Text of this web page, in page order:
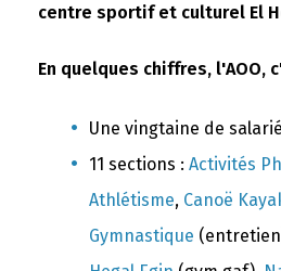
centre sportif et culturel El
En quelques chiffres, l'AOO,
Une vingtaine de
11 sections : Activités
Athlétisme, Canoë
Gymnastique